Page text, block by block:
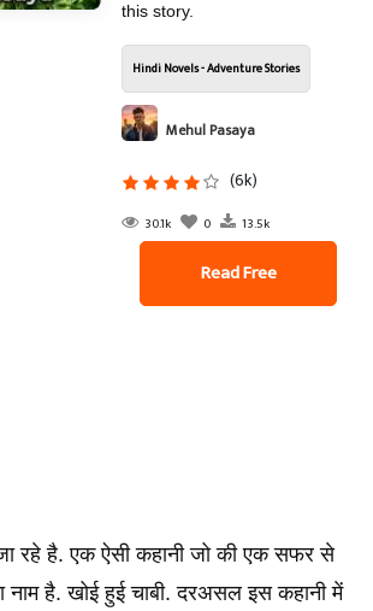
this story.
Hindi Novels - Adventure Stories
Mehul Pasaya
(6k)
30.1k 0 13.5k
Read Free
रहे है. एक ऐसी कहानी जो की एक सफर से
नाम है. खोई हुई चाबी. दरअसल इस कहानी में